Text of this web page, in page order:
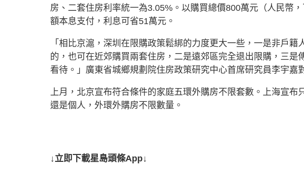
房、二套住房利率統一為3.05%。以購買總價800萬元（人民幣
額本息支付，利息可省51萬元。
「相比京滬，深圳在限購政策鬆綁的力度更大一些，一是非戶
的，也可在近郊購買兩套住房，二是遠郊區完全退出限購，三是
看待。」廣東省城鄉規劃院住房政策研究中心首席研究員李宇嘉
上月，北京宣布符合條件的家庭五環外購房不限套數。上海宣
還是個人，外環外購房不限數量。
↓立即下載星島頭條App↓